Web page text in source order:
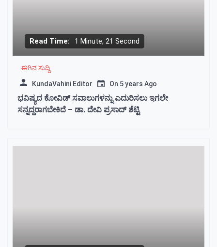
Read Time: 1 Minute, 21 Second
ಈಗಿನ ಸುದ್ದಿ
KundaVahini Editor On 5 years Ago
ಭವಿಷ್ಯದ ಕೋವಿಡ್ ಸವಾಲುಗಳನ್ನು ಎದುರಿಸಲು‌ ಇಗಲೇ
ಸನ್ನದ್ದರಾಗಬೇಕಿದೆ‌ – ಡಾ. ದೇವಿ ಪ್ರಸಾದ್ ಶೆಟ್ಟಿ